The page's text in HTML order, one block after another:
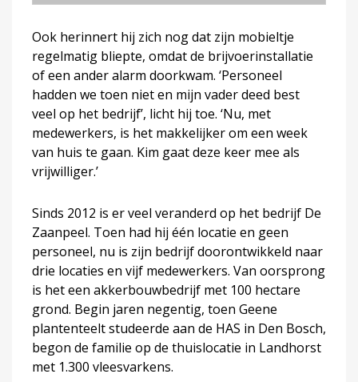
Ook herinnert hij zich nog dat zijn mobieltje
regelmatig bliepte, omdat de brijvoerinstallatie
of een ander alarm doorkwam. ‘Personeel
hadden we toen niet en mijn vader deed best
veel op het bedrijf’, licht hij toe. ‘Nu, met
medewerkers, is het makkelijker om een week
van huis te gaan. Kim gaat deze keer mee als
vrijwilliger.’
Sinds 2012 is er veel veranderd op het bedrijf De
Zaanpeel. Toen had hij één locatie en geen
personeel, nu is zijn bedrijf doorontwikkeld naar
drie locaties en vijf medewerkers. Van oorsprong
is het een akkerbouwbedrijf met 100 hectare
grond. Begin jaren negentig, toen Geene
plantenteelt studeerde aan de HAS in Den Bosch,
begon de familie op de thuislocatie in Landhorst
met 1.300 vleesvarkens.